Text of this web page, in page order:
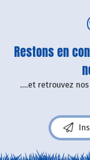
Restons en
....et retrouvez